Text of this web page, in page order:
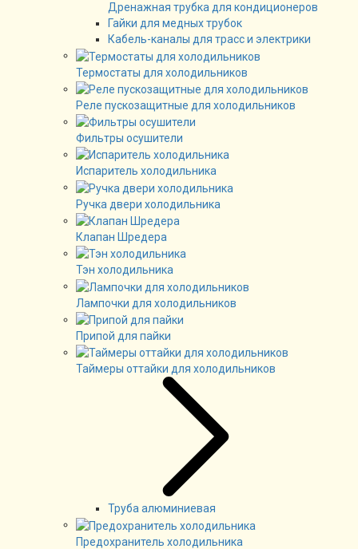
Дренажная трубка для кондиционеров
Гайки для медных трубок
Кабель-каналы для трасс и электрики
Термостаты для холодильников
Реле пускозащитные для холодильников
Фильтры осушители
Испаритель холодильника
Ручка двери холодильника
Клапан Шредера
Тэн холодильника
Лампочки для холодильников
Припой для пайки
Таймеры оттайки для холодильников
Труба алюминиевая
Предохранитель холодильника